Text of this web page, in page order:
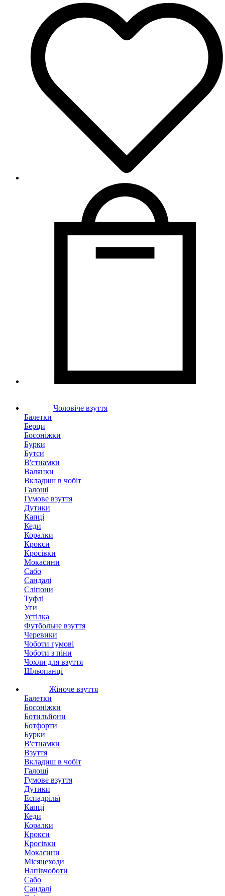
Чоловіче взуття
Балетки
Берци
Босоніжки
Бурки
Бутси
В'єтнамки
Валянки
Вкладиш в чобіт
Галоші
Гумове взуття
Дутики
Капці
Кеди
Коралки
Крокси
Кросівки
Мокасини
Сабо
Сандалі
Сліпони
Туфлі
Уги
Устілка
Футбольне взуття
Черевики
Чоботи гумові
Чоботи з піни
Чохли для взуття
Шльопанці
Жіноче взуття
Балетки
Босоніжки
Ботильйони
Ботфорти
Бурки
В'єтнамки
Взуття
Вкладиш в чобіт
Галоші
Гумове взуття
Дутики
Еспадрільї
Капці
Кеди
Коралки
Крокси
Кросівки
Мокасини
Місяцеходи
Напівчоботи
Сабо
Сандалі